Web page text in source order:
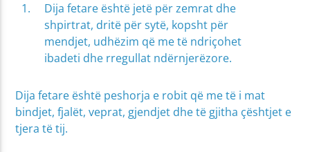
Dija fetare është jetë për zemrat dhe
shpirtrat, dritë për sytë, kopsht për
mendjet, udhëzim që me të ndriçohet
ibadeti dhe rregullat ndërnjerëzore.
Dija fetare është peshorja e robit që me të i mat
bindjet, fjalët, veprat, gjendjet dhe të gjitha çështjet e
tjera të tij.